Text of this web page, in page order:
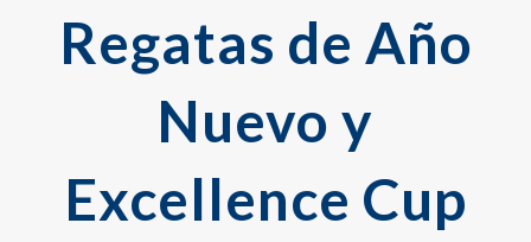
Regatas de Año
Nuevo y
Excellence Cup